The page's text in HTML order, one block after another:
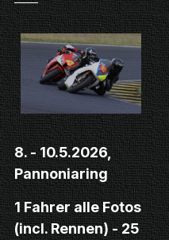
8. - 10.5.2026,
Pannoniaring
1 Fahrer alle Fotos
(incl. Rennen) - 25